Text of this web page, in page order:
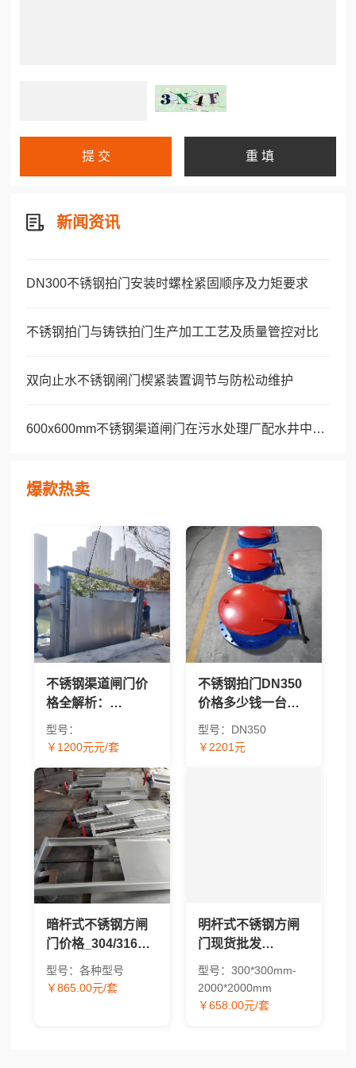
新闻资讯
DN300不锈钢拍门安装时螺栓紧固顺序及力矩要求
不锈钢拍门与铸铁拍门生产加工工艺及质量管控对比
双向止水不锈钢闸门楔紧装置调节与防松动维护
600x600mm不锈钢渠道闸门在污水处理厂配水井中的应用
爆款热卖
不锈钢渠道闸门价
格全解析：
BQZM/QZM/CBZ/304/
太阳能型号报价对
南
型号：
￥1200元元/套
不锈钢拍门DN350
价格多少钱一台？
2026年报价及价格
因素解析
型号：DN350
￥2201元
暗杆式不锈钢方闸
门价格_304/316方
形水工闸门现货供
应
型号：各种型号
￥865.00元/套
明杆式不锈钢方闸
门现货批发
_304/316材质方形
水工闸门价格
型号：300*300mm-
2000*2000mm
￥658.00元/套